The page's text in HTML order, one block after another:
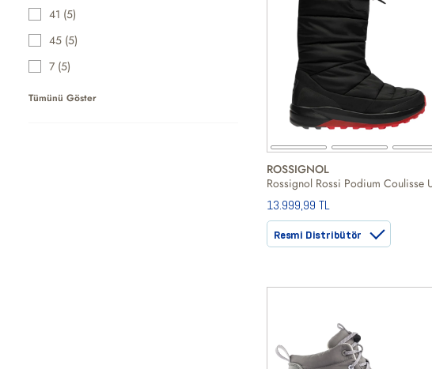
41 (5)
45 (5)
7 (5)
Tümünü Göster
ROSSIGNOL
13.999,99 TL
Resmi Distribütör